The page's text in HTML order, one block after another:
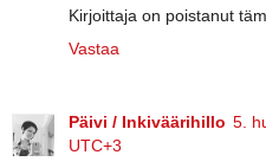
Kirjoittaja on poistanut
Vastaa
Päivi / Inkiväärihillo 5.
UTC+3